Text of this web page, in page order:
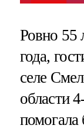
Ровно 55
года,
селе
области
помогала